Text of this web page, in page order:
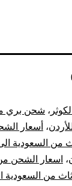
، شحن بري
، أسعار
من السعودية
، اسعار الشحن
من السعودية